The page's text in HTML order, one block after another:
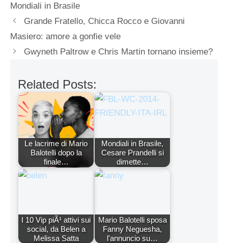
Mondiali in Brasile
Grande Fratello, Chicca Rocco e Giovanni
Masiero: amore a gonfie vele
Gwyneth Paltrow e Chris Martin tornano insieme?
Related Posts:
Le lacrime di Mario
Balotelli dopo la
finale…
Mondiali in Brasile,
Cesare Prandelli si
dimette…
I 10 Vip piÃ¹ attivi sui
social, da Belen a
Melissa Satta
Mario Balotelli sposa
Fanny Neguesha,
l'annuncio su…